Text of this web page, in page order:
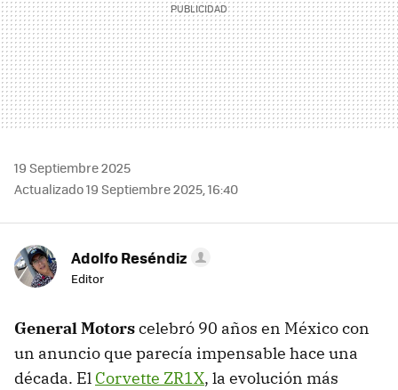
19 Septiembre 2025
Actualizado 19 Septiembre 2025, 16:40
Adolfo Reséndiz
Editor
General Motorscelebró 90 años en México con
un anuncio que parecía impensable hace una
década. El Corvette ZR1X, la evolución más